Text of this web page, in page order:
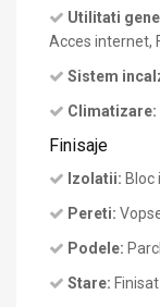
Utilitati
Acces internet,
Sistem
Climatizare:
Finisaje
Izolatii:
Pereti:
Podele:
Stare: Finisat